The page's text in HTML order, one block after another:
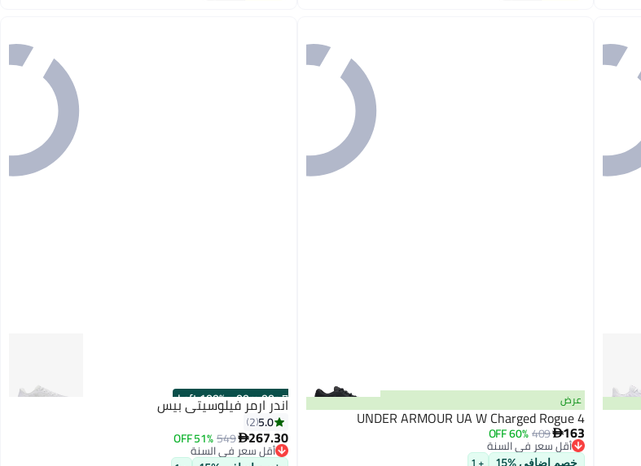
عرض
UNDER ARMOUR UA W Charged Rogue 4
163
409
60% OFF
أقل سعر في السنة
توصيل مجاني + 1
00m:00s
·
100% Left
اندر ارمر فيلوسيتي بيس
5.0
2
267.30
549
51% OFF
أقل سعر في السنة
توصيل مجاني